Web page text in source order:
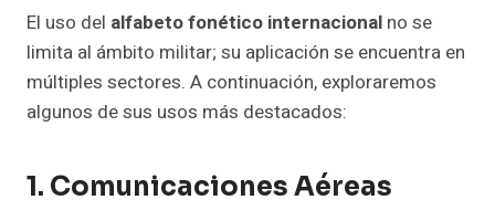
El uso del alfabeto fonético internacional no se
limita al ámbito militar; su aplicación se encuentra en
múltiples sectores. A continuación, exploraremos
algunos de sus usos más destacados:
1. Comunicaciones Aéreas